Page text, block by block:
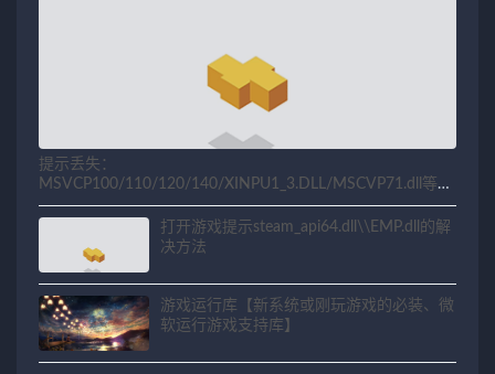
提示丢失：
MSVCP100/110/120/140/XINPU1_3.DLL/MSCVP71.dll等相
关问题解决方法
打开游戏提示steam_api64.dll\\EMP.dll的解
决方法
游戏运行库【新系统或刚玩游戏的必装、微
软运行游戏支持库】